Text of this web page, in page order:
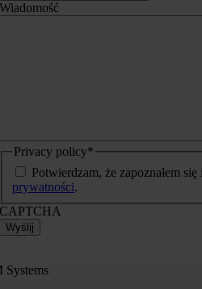
Wiadomość
Privacy policy*
Potwierdzam, że zapoznałem
prywatności.
CAPTCHA
Wyślij
Systems